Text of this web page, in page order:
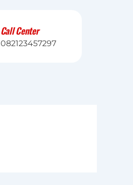
Call Center
082123457297